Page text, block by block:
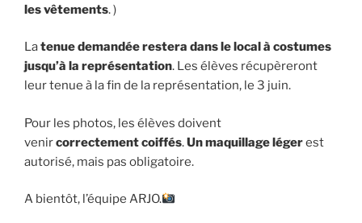
les vêtements. )
Latenue demandée restera dans le local à costumes
jusqu’à la représentation. Les élèves récupèreront
leur tenue à la fin de la représentation, le 3 juin.
Pour les photos, les élèves doivent
venircorrectement coiffés.Un maquillage légerest
autorisé, mais pas obligatoire.
A bientôt, l’équipe ARJO.